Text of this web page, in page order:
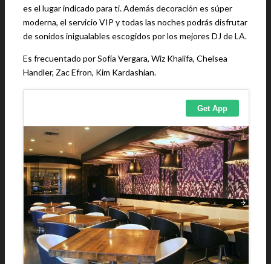
es el lugar indicado para ti. Además decoración es súper
moderna, el servicio VIP y todas las noches podrás disfrutar
de sonidos inigualables escogidos por los mejores DJ de LA.
Es frecuentado por Sofía Vergara, Wiz Khalifa, Chelsea
Handler, Zac Efron, Kim Kardashian.